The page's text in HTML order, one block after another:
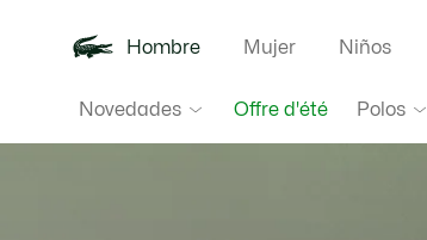
Hombre
Novedades Offre d'été Polos
Mujer Niños